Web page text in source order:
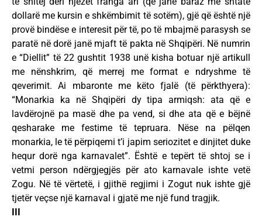
dollarë me kursin e shkëmbimit të sotëm), gjë që është një
provë bindëse e interesit për të, po të mbajmë parasysh se
paratë në dorë janë mjaft të pakta në Shqipëri. Në numrin
e “Diellit” të 22 gushtit 1938 unë kisha botuar një artikull
me nënshkrim, që merrej me format e ndryshme të
qeverimit. Ai mbaronte me këto fjalë (të përkthyera):
“Monarkia ka në Shqipëri dy tipa armiqsh: ata që e
lavdërojnë pa masë dhe pa vend, si dhe ata që e bëjnë
qesharake me festime të tepruara. Nëse na pëlqen
monarkia, le të përpiqemi t’i japim seriozitet e dinjitet duke
hequr dorë nga karnavalet”. Është e tepërt të shtoj se i
vetmi person ndërgjegjës për ato karnavale ishte vetë
Zogu. Në të vërtetë, i gjithë regjimi i Zogut nuk ishte gjë
tjetër veçse një karnaval i gjatë me një fund tragjik.